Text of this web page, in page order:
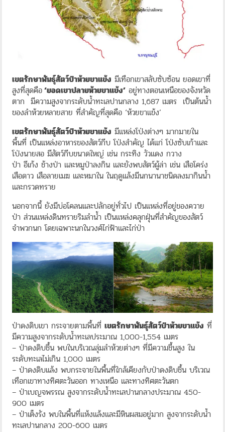
เขตรักษาพันธุ์สัตว์ป่าห้วยขาแข้ง มีเทือกเขาสลับซับซ้อน ยอดเขาที่
สูงที่สุดคือ‘ยอดเขาปลายห้วยขาแข้ง’ อยู่ทางตอนเหนือของจังหวัด
ตาก มีความสูงจากระดับน้ำทะเลปานกลาง 1,687 เมตร เป็นต้นน้ำ
ของลำห้วยหลายสาย ที่สำคัญที่สุดคือ ‘ห้วยขาแข้ง’
เขตรักษาพันธุ์สัตว์ป่าห้วยขาแข้ง มีแหล่งโป่งต่างๆ มากมายใน
พื้นที่ เป็นแหล่งอาหารของสัตว์กีบ โป่งสำคัญ ได้แก่ โป่งซับเก้าและ
โป่งนายสอ มีสัตว์กีบขนาดใหญ่ เช่น กระทิง วัวแดง กวาง
ป่า อีเก้ง ช้างป่า และหมูป่าลงกิน และยังพบสัตว์ผู้ล่า เช่น เสือโคร่ง
เสือดาว เสือลายเมฆ และหมาใน ในฤดูแล้งมีนกนานาชนิดลงมากินน้ำ
และกรวดทราย
นอกจากนี้ ยังมีบ่อโคลนและปลักอยู่ทั่วไป เป็นแหล่งที่อยู่ของควาย
ป่า ส่วนแหล่งดินทรายริมลำน้ำ เป็นแหล่งคลุกฝุ่นที่สำคัญของสัตว์
จำพวกนก โดยเฉพาะนกในวงศ์ไก่ฟ้าและไก่ป่า
ป่าดงดิบเขา กระจายตามพื้นที่เขตรักษาพันธุ์สัตว์ป่าห้วยขาแข้ง ที่
มีความสูงจากระดับน้ำทะเลประมาณ 1,000-1,554 เมตร
– ป่าดงดิบชื้น พบในบริเวณลุ่มลำห้วยต่างๆ ที่มีความชื้นสูง ใน
ระดับทะเลไม่เกิน 1,000 เมตร
– ป่าดงดิบแล้ง พบกระจายในพื้นที่ใกล้เคียงกับป่าดงดิบชื้น บริเวณ
เทือกเขาทางทิศตะวันออก ทางเหนือ และทางทิศตะวันตก
– ป่าเบญจพรรณ สูงจากระดับน้ำทะเลปานกลางประมาณ 450-
900 เมตร
– ป่าเต็งรัง พบในพื้นที่แห้งแล้งและมีหินผสมอยู่มาก สูงจากระดับน้ำ
ทะเลปานกลาง 200-600 เมตร